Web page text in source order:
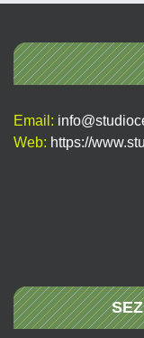
Email:
Web: https://